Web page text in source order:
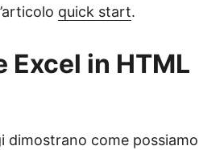
quick start.
Excel in HTML
dimostrano come possiamo